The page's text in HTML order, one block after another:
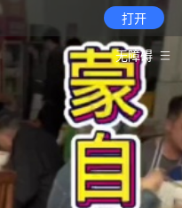
打开
无障碍